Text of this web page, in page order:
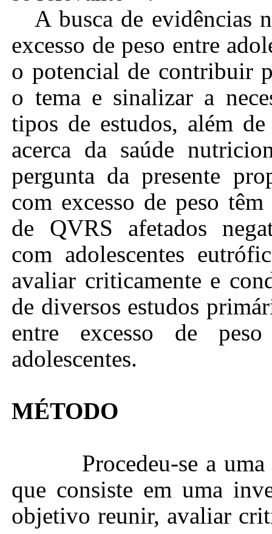
A busca de evidências
excesso de peso entre
o potencial de contribuir
o tema e sinalizar a
tipos de estudos, além
acerca da saúde
pergunta da presente
com excesso de peso
de QVRS afetados
com adolescentes
avaliar criticamente e
de diversos estudos
entre excesso de
adolescentes.
MÉTODO
Procedeu-se a
que consiste em uma
objetivo reunir, avaliar